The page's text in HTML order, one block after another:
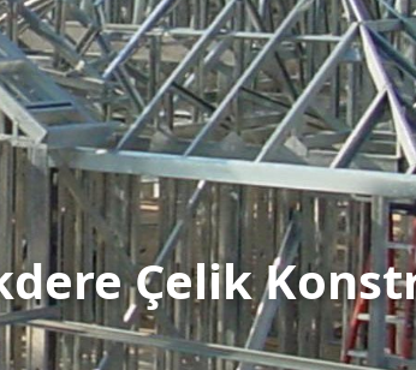
Çelik